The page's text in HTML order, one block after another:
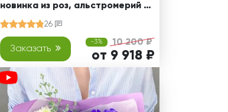
новинка из роз, альстромерий и
26
Заказать
-3% 10 200 ₽
от 9 918 ₽